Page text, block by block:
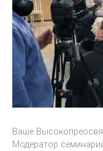
Ваше
Модератор